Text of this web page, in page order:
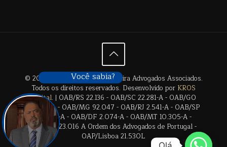
© 2024 Édison Freitas de Siqueira Advogados Associados.
Todos os direitos reservados. Desenvolvido por KROS
Digital. | OAB/RS 22.136 - OAB/SC 22.281-A - OAB/GO
28.659-A - OAB/MG 92.047 - OAB/RJ 2.541-A - OAB/SP
17.2838-A - OAB/DF 2.074-A - OAB/MT 10.305-A -
OAB/BA 23.016 A Ordem dos Advogados de Portugal -
OAP/Lisboa 21.530L
Você sabia?